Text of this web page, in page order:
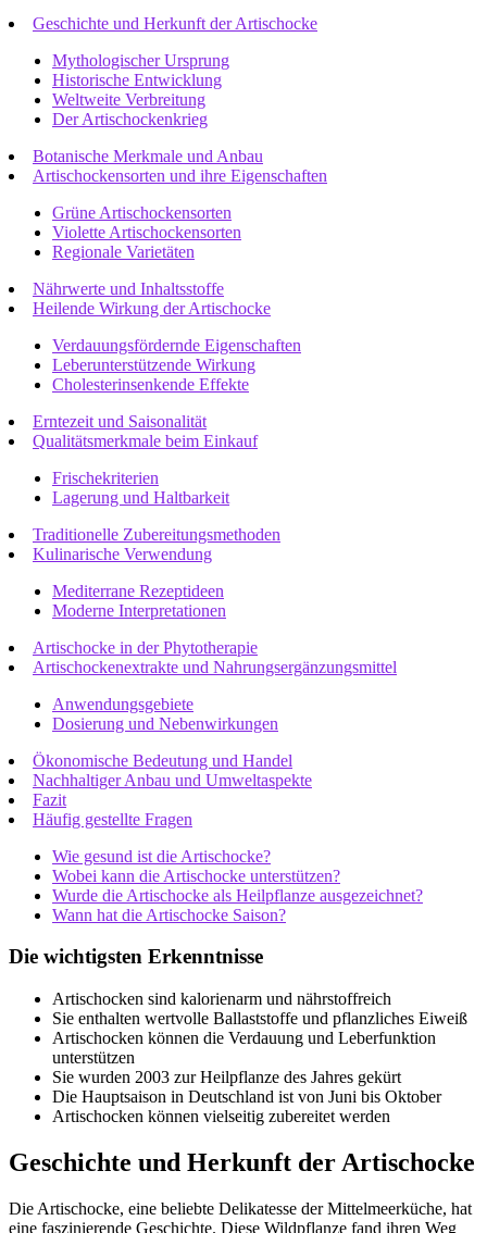
Geschichte und Herkunft der Artischocke
Mythologischer Ursprung
Historische Entwicklung
Weltweite Verbreitung
Der Artischockenkrieg
Botanische Merkmale und Anbau
Artischockensorten und ihre Eigenschaften
Grüne Artischockensorten
Violette Artischockensorten
Regionale Varietäten
Nährwerte und Inhaltsstoffe
Heilende Wirkung der Artischocke
Verdauungsfördernde Eigenschaften
Leberunterstützende Wirkung
Cholesterinsenkende Effekte
Erntezeit und Saisonalität
Qualitätsmerkmale beim Einkauf
Frischekriterien
Lagerung und Haltbarkeit
Traditionelle Zubereitungsmethoden
Kulinarische Verwendung
Mediterrane Rezeptideen
Moderne Interpretationen
Artischocke in der Phytotherapie
Artischockenextrakte und Nahrungsergänzungsmittel
Anwendungsgebiete
Dosierung und Nebenwirkungen
Ökonomische Bedeutung und Handel
Nachhaltiger Anbau und Umweltaspekte
Fazit
Häufig gestellte Fragen
Wie gesund ist die Artischocke?
Wobei kann die Artischocke unterstützen?
Wurde die Artischocke als Heilpflanze ausgezeichnet?
Wann hat die Artischocke Saison?
Die wichtigsten Erkenntnisse
Artischocken sind kalorienarm und nährstoffreich
Sie enthalten wertvolle Ballaststoffe und pflanzliches Eiweiß
Artischocken können die Verdauung und Leberfunktion
unterstützen
Sie wurden 2003 zur Heilpflanze des Jahres gekürt
Die Hauptsaison in Deutschland ist von Juni bis Oktober
Artischocken können vielseitig zubereitet werden
Geschichte und Herkunft der Artischocke
Die Artischocke, eine beliebte Delikatesse der Mittelmeerküche, hat
eine faszinierende Geschichte. Diese Wildpflanze fand ihren Weg